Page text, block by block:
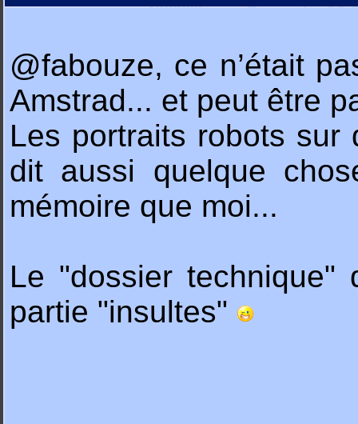
@fabouze, ce n’était
Amstrad... et peut être
Les portraits robots sur
dit aussi quelque
mémoire que moi...
Le "dossier
partie "insultes"